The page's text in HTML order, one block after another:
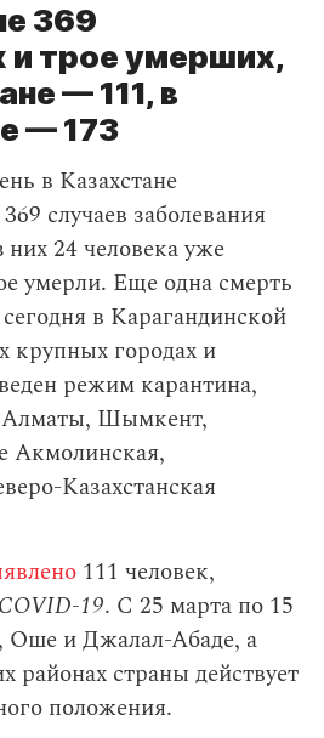
369
и трое умерших,
— 111, в
— 173
в Казахстане
369 случаев заболевания
24 человека уже
умерли. Еще одна смерть
сегодня в Карагандинской
крупных городах и
режим карантина,
Шымкент,
Акмолинская,
Казахстанская
111 человек,
COVID-19. С 25 марта по 15
Оше и Джалал-Абаде, а
районах страны действует
положения.